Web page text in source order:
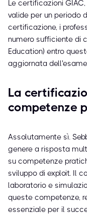
Le certificazioni
valide per un periodo
certificazione, i
numero sufficiente di
Education) entro
aggiornata
La
competenze
Assolutamente sì.
genere a risposta
su competenze
sviluppo di exploit. Il
laboratorio e
queste competenze,
essenziale per il